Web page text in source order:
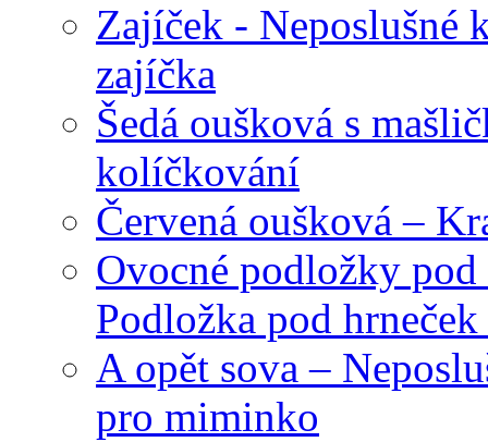
Zajíček - Neposlušné
zajíčka
Šedá oušková s
kolíčkování
Červená oušková –
Ovocné podložky
Podložka pod
A opět sova –
pro miminko